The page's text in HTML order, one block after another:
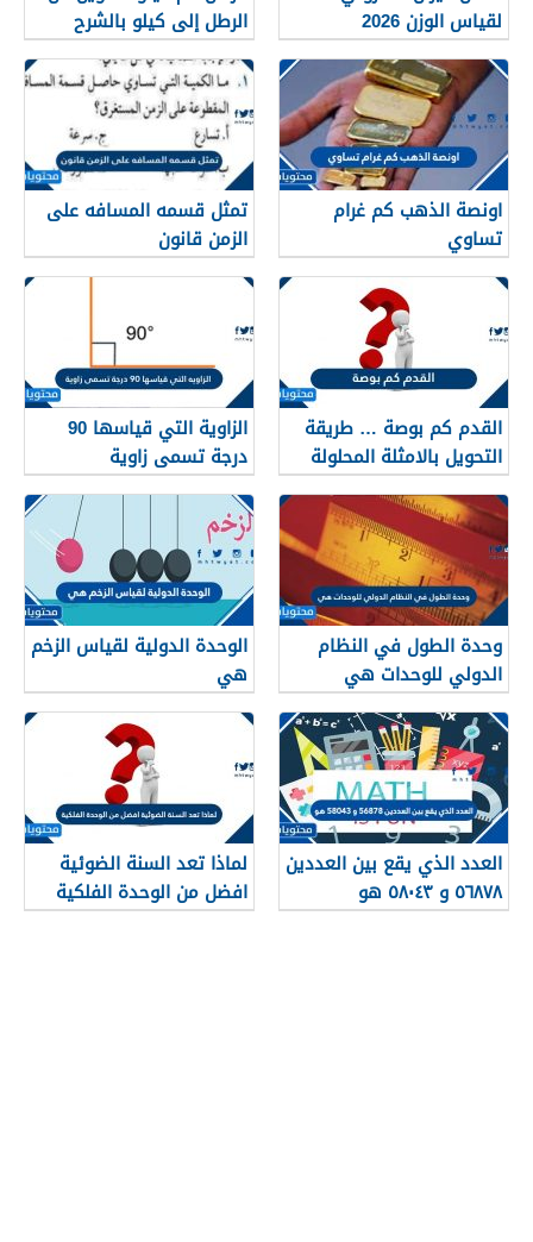
لقياس الوزن 2026
الرطل إلى كيلو بالشرح
الدقيق
اونصة الذهب كم غرام
تساوي
تمثل قسمه المسافه على
الزمن قانون
القدم كم بوصة … طريقة
التحويل بالامثلة المحلولة
الزاوية التي قياسها 90
درجة تسمى زاوية
وحدة الطول في النظام
الدولي للوحدات هي
الوحدة الدولية لقياس الزخم
هي
العدد الذي يقع بين العددين
٥٦٨٧٨ و ٥٨٠٤٣ هو
لماذا تعد السنة الضوئية
افضل من الوحدة الفلكية